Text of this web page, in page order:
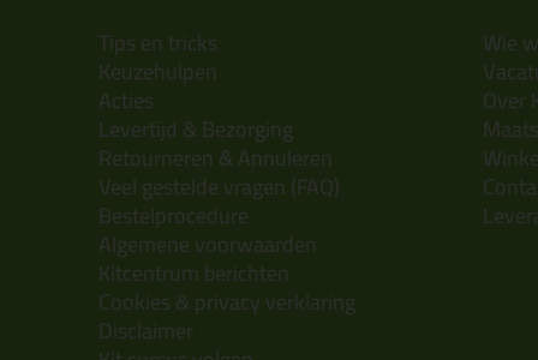
Tips en tricks
Keuzehulpen
Acties
Levertijd & Bezorging
Retourneren & Annuleren
Veel gestelde vragen (FAQ)
Bestelprocedure
Algemene voorwaarden
Kitcentrum berichten
Cookies & privacy verklaring
Disclaimer
Wie
Over